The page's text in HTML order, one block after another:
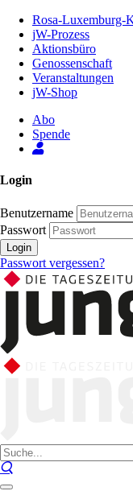
Inhalt
Seite
Rosa-Luxemburg-
jW-Prozess
Aktionsbüro
Genossenschaft
Veranstaltungen
jW-Shop
Abo
Spende
Login
Benutzername
Passwort
Login
Passwort vergessen?